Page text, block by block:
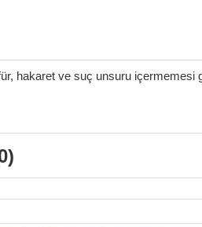
hakaret ve suç unsuru içermemesi
)